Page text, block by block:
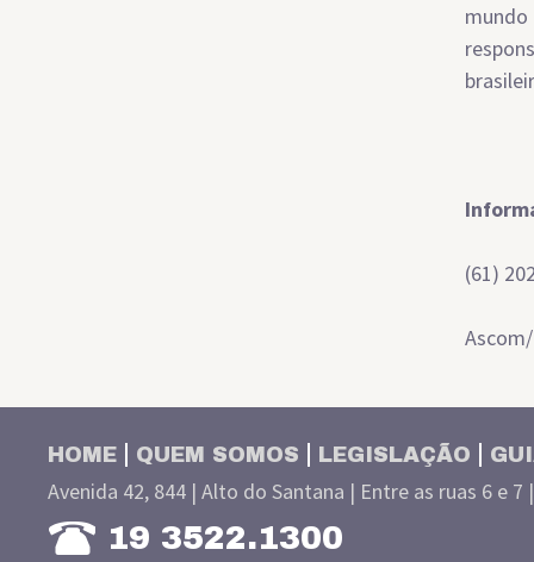
mundo
(61)
HOME QUEM SOMOS LEGISLAÇÃO
Avenida 42, 844 | Alto do Santana | Entre as ruas 6 e 7
19 3522.1300